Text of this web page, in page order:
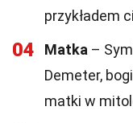
przykładem
04 Matka –
Demeter,
matki w